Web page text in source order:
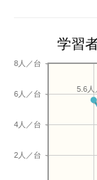
学習
2人／台
4人／台
6人／台
8人／台
5.6人